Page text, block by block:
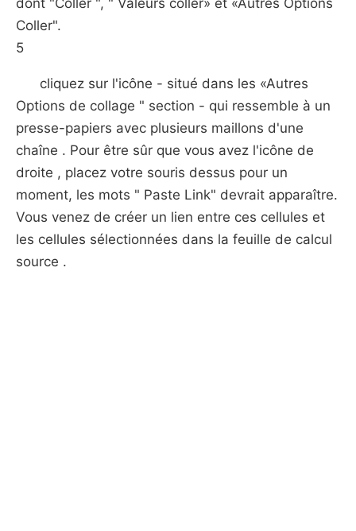
dont "Coller ", " Valeurs coller» et «Autres Options
Coller".
5
cliquez sur l'icône - situé dans les «Autres
Options de collage " section - qui ressemble à un
presse-papiers avec plusieurs maillons d'une
chaîne . Pour être sûr que vous avez l'icône de
droite , placez votre souris dessus pour un
moment, les mots " Paste Link" devrait apparaître.
Vous venez de créer un lien entre ces cellules et
les cellules sélectionnées dans la feuille de calcul
source .